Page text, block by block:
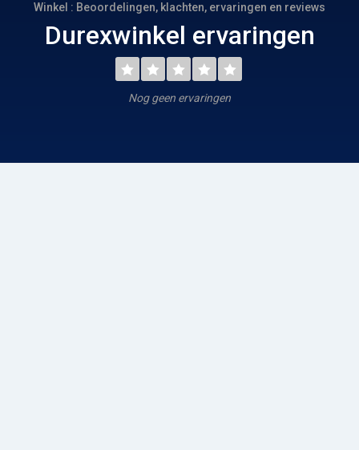
Winkel : Beoordelingen, klachten, ervaringen en reviews
Durexwinkel ervaringen
Nog geen ervaringen